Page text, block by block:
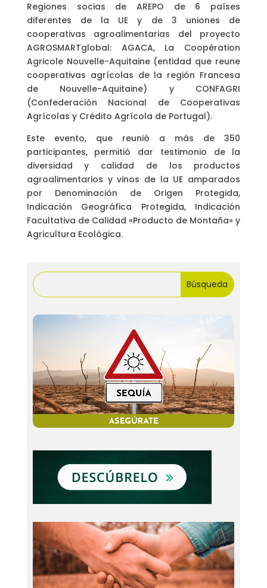
Regiones socias de AREPO de 6 países
diferentes de la UE y de 3 uniones de
cooperativas agroalimentarias del proyecto
AGROSMARTglobal: AGACA, La Coopération
Agricole Nouvelle-Aquitaine (entidad que reune
cooperativas agrícolas de la región Francesa
de Nouvelle-Aquitaine) y CONFAGRI
(Confederación Nacional de Cooperativas
Agrícolas y Crédito Agrícola de Portugal).
Este evento, que reunió a más de 350
participantes, permitió dar testimonio de la
diversidad y calidad de los productos
agroalimentarios y vinos de la UE amparados
por Denominación de Origen Protegida,
Indicación Geográfica Protegida, Indicación
Facultativa de Calidad «Producto de Montaña» y
Agricultura Ecológica.